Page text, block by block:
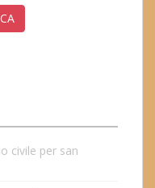
civile per san